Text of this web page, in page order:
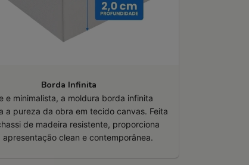
Borda Infinita
e minimalista, a moldura borda infinita
a pureza da obra em tecido canvas. Feita
de madeira resistente, proporciona
apresentação clean e contemporânea.